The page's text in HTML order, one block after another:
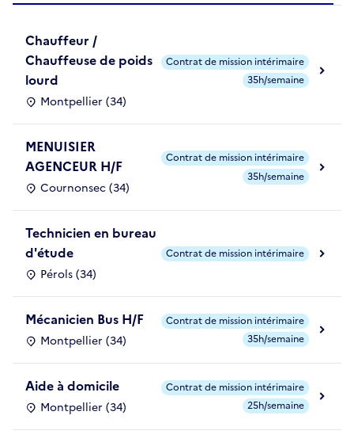
Chauffeur /
Chauffeuse de poids
lourd
Montpellier (34)
Contrat de mission intérimaire
35h/semaine
MENUISIER
AGENCEUR H/F
Cournonsec (34)
Contrat de mission intérimaire
35h/semaine
Technicien en bureau
d'étude
Pérols (34)
Contrat de mission intérimaire
Mécanicien Bus H/F
Montpellier (34)
Contrat de mission intérimaire
35h/semaine
Aide à domicile
Montpellier (34)
Contrat de mission intérimaire
25h/semaine